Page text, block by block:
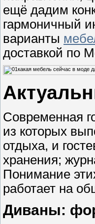
ещё дадим
гармоничный
варианты
доставкой по
Современная
из которых
отдыха, и
хранения;
Понимание
работает на
Диваны: